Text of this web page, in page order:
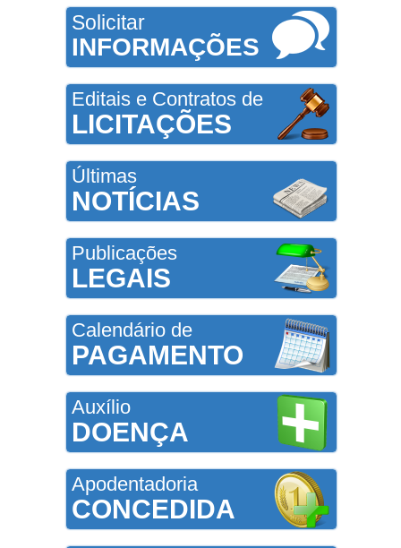
Solicitar
INFORMAÇÕES
Editais e Contratos de
LICITAÇÕES
Últimas
NOTÍCIAS
Publicações
LEGAIS
Calendário de
PAGAMENTO
Auxílio
DOENÇA
Apodentadoria
CONCEDIDA